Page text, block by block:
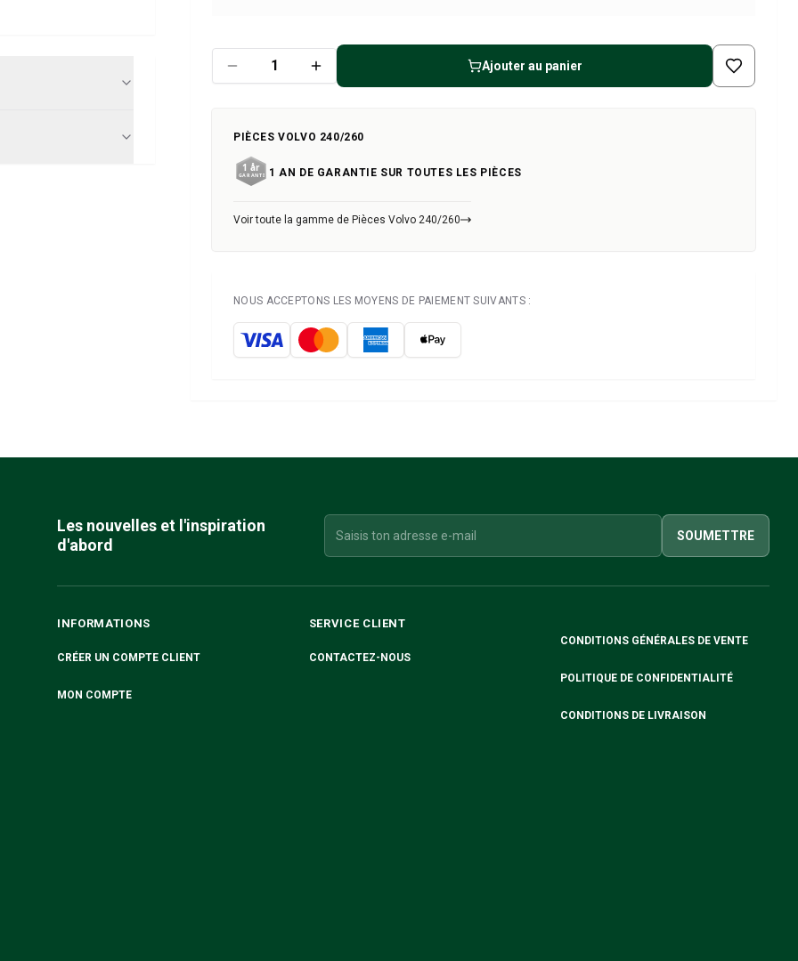
Ajouter au panier
PIÈCES VOLVO 240/260
1 AN DE GARANTIE SUR TOUTES LES PIÈCES
Voir toute la gamme de Pièces Volvo 240/260
NOUS ACCEPTONS LES MOYENS DE PAIEMENT SUIVANTS :
Les nouvelles et l'inspiration
d'abord
SOUMETTRE
INFORMATIONS
CRÉER UN COMPTE CLIENT
MON COMPTE
SERVICE CLIENT
CONTACTEZ-NOUS
CONDITIONS GÉNÉRALES DE VENTE
POLITIQUE DE CONFIDENTIALITÉ
CONDITIONS DE LIVRAISON